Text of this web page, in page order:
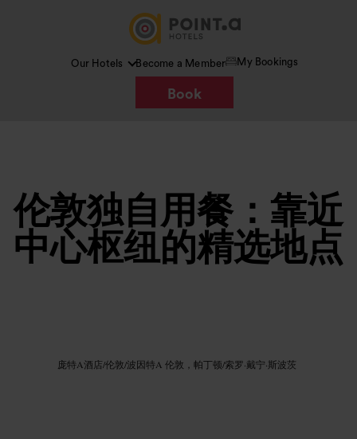
Our Hotels Become a Member My Bookings
Book
伦敦独自用餐：靠近
中心枢纽的精选地点
庞特A酒店/伦敦/波因特A 伦敦，帕丁顿/索罗·戴宁·斯波茨